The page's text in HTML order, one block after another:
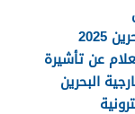
عن تأشيرة
البحرين